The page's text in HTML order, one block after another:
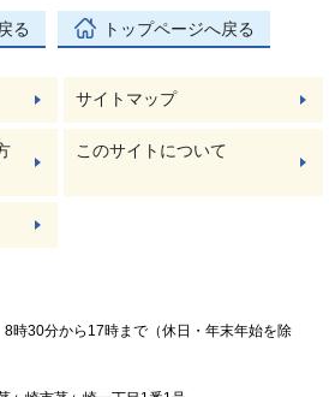
る トップページへ戻る
サイトマップ
このサイトについて
時30分から17時まで（休日・年末年始を除